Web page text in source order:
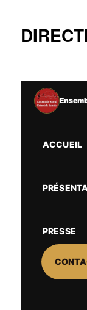
ACCUEIL
PRESSE